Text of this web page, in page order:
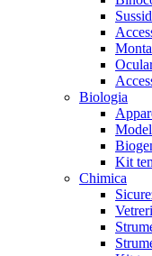
Biologia
Kit
Chimica